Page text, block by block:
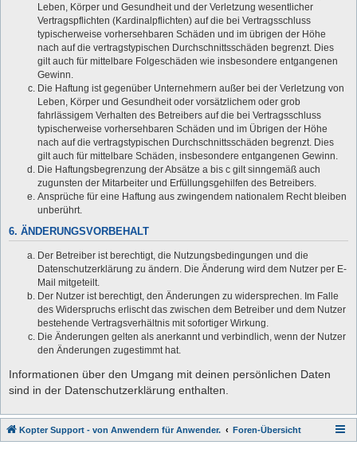
Leben, Körper und Gesundheit und der Verletzung wesentlicher
Vertragspflichten (Kardinalpflichten) auf die bei Vertragsschluss
typischerweise vorhersehbaren Schäden und im übrigen der Höhe
nach auf die vertragstypischen Durchschnittsschäden begrenzt. Dies
gilt auch für mittelbare Folgeschäden wie insbesondere entgangenen
Gewinn.
Die Haftung ist gegenüber Unternehmern außer bei der Verletzung von
Leben, Körper und Gesundheit oder vorsätzlichem oder grob
fahrlässigem Verhalten des Betreibers auf die bei Vertragsschluss
typischerweise vorhersehbaren Schäden und im Übrigen der Höhe
nach auf die vertragstypischen Durchschnittsschäden begrenzt. Dies
gilt auch für mittelbare Schäden, insbesondere entgangenen Gewinn.
Die Haftungsbegrenzung der Absätze a bis c gilt sinngemäß auch
zugunsten der Mitarbeiter und Erfüllungsgehilfen des Betreibers.
Ansprüche für eine Haftung aus zwingendem nationalem Recht bleiben
unberührt.
6. ÄNDERUNGSVORBEHALT
Der Betreiber ist berechtigt, die Nutzungsbedingungen und die
Datenschutzerklärung zu ändern. Die Änderung wird dem Nutzer per E-
Mail mitgeteilt.
Der Nutzer ist berechtigt, den Änderungen zu widersprechen. Im Falle
des Widerspruchs erlischt das zwischen dem Betreiber und dem Nutzer
bestehende Vertragsverhältnis mit sofortiger Wirkung.
Die Änderungen gelten als anerkannt und verbindlich, wenn der Nutzer
den Änderungen zugestimmt hat.
Informationen über den Umgang mit deinen persönlichen Daten
sind in der Datenschutzerklärung enthalten.
Kopter Support - von Anwendern für Anwender. Foren-Übersicht